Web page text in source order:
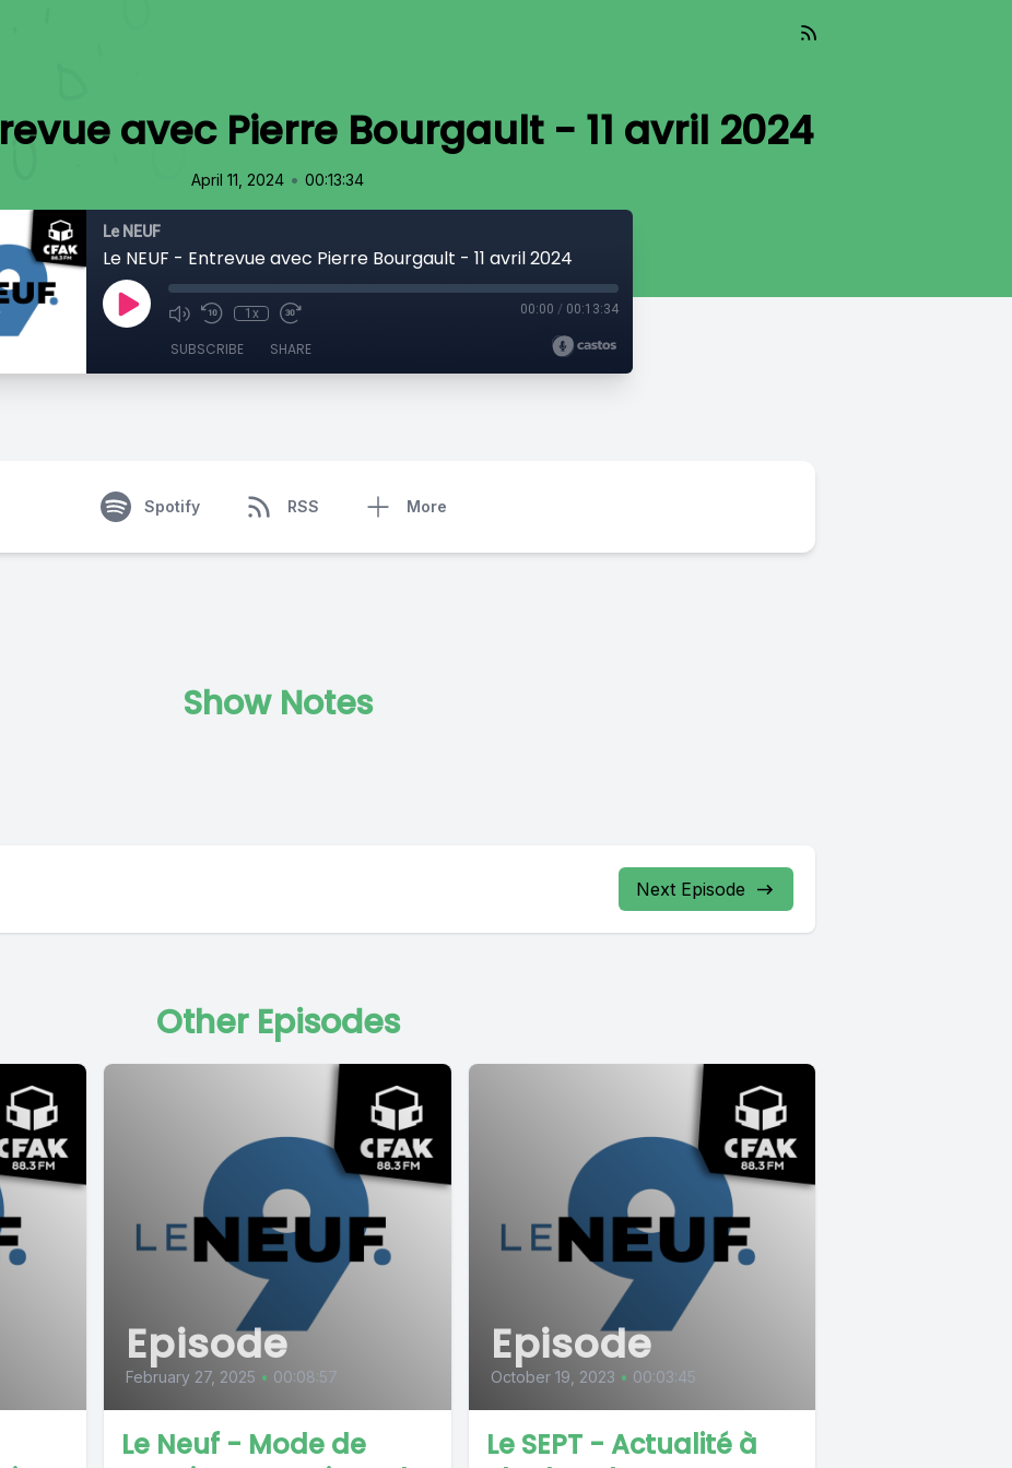
avec Pierre Bourgault - 11 avril 2024
April 11, 2024 • 00:13:34
Le NEUF
Le NEUF - Entrevue avec Pierre Bourgault - 11 avril 2024
1x 00:00 / 00:13:34
SUBSCRIBE SHARE
Spotify RSS More
Show Notes
Next Episode
Other Episodes
Episode
February 27, 2025 • 00:08:57
Le Neuf - Mode de
Episode
October 19, 2023 • 00:03:45
Le SEPT - Actualité à